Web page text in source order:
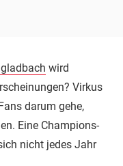
wird
Virkus
darum gehe,
Eine Champions-
nicht jedes Jahr